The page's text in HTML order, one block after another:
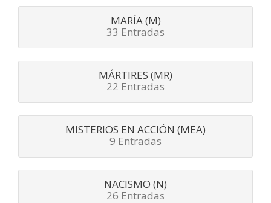
MARÍA (M)
33 Entradas
MÁRTIRES (MR)
22 Entradas
MISTERIOS EN ACCIÓN (MEA)
9 Entradas
NACISMO (N)
26 Entradas